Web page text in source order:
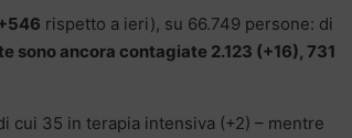
rispetto a ieri), su 66.749 persone: di
sono ancora contagiate 2.123 (+16), 731
cui 35 in terapia intensiva (+2) – mentre